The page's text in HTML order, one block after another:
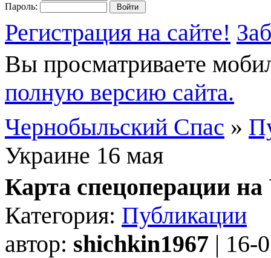
Пароль:
Регистрация на сайте!
Вы просматриваете
полную версию сайта.
Чернобыльский Спас »
Украине 16 мая
Карта спецоперации
Категория: Публикации
автор: shichkin1967 | 16-